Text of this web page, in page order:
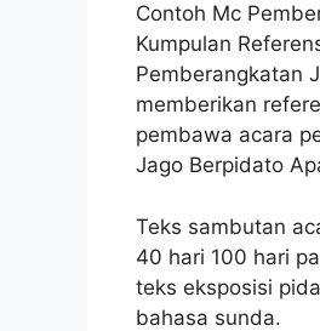
Contoh Mc
Kumpulan
Pemberangkatan
memberikan
pembawa acara
Jago Berpidato
Teks sambutan
40 hari 100 hari
teks eksposisi
bahasa sunda.